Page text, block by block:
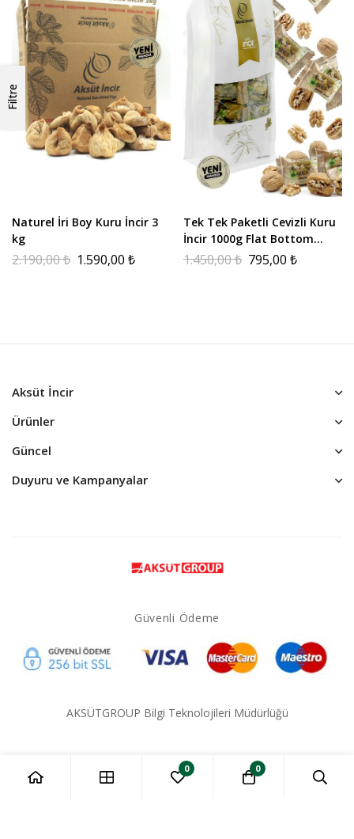
Filtre
Naturel İri Boy Kuru İncir 3
kg
2.190,00₺ 1.590,00 ₺
Tek Tek Paketli Cevizli Kuru
İncir 1000g Flat Bottom
Paket
1.450,00₺ 795,00 ₺
Aksüt İncir
Ürünler
Güncel
Duyuru ve Kampanyalar
Güvenli Ödeme
AKSÜTGROUP Bilgi Teknolojileri Müdürlüğü
0 0